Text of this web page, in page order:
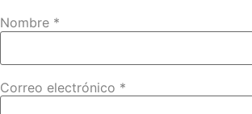
Nombre *
Correo electrónico *